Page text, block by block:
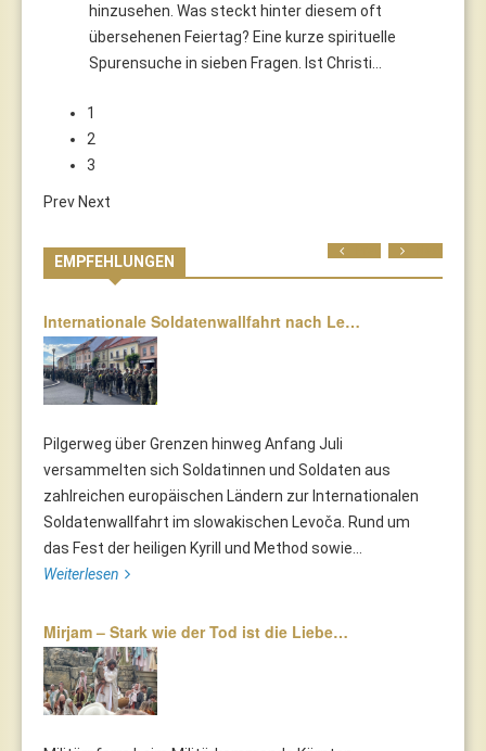
hinzusehen. Was steckt hinter diesem oft
übersehenen Feiertag? Eine kurze spirituelle
Spurensuche in sieben Fragen. Ist Christi…
1
2
3
Prev Next
EMPFEHLUNGEN
Internationale Soldatenwallfahrt nach Le…
Pilgerweg über Grenzen hinweg Anfang Juli
versammelten sich Soldatinnen und Soldaten aus
zahlreichen europäischen Ländern zur Internationalen
Soldatenwallfahrt im slowakischen Levoča. Rund um
das Fest der heiligen Kyrill und Method sowie...
Weiterlesen
Mirjam – Stark wie der Tod ist die Liebe…